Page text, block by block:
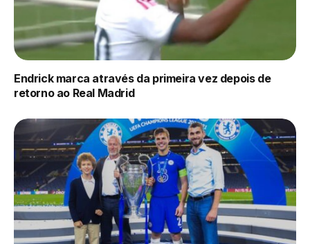
Endrick marca através da primeira vez depois de
retorno ao Real Madrid